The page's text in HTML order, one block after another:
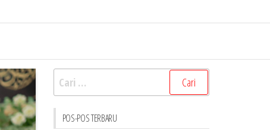
Cari
untuk:
POS-POS TERBARU